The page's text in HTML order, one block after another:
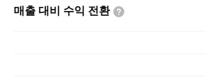
매출 대비 수익 전환